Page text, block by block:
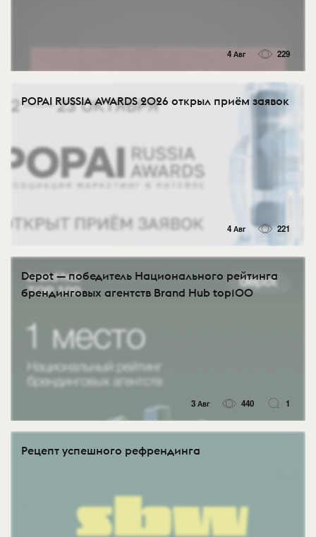
4 Авг 229
POPAI RUSSIA AWARDS 2026 открыл приём заявок
4 Авг 221
Depot — победитель Национального рейтинга
брендинговых агентств Brand Hub top100
3 Авг 440 1
Рецепт успешного рефрендинга